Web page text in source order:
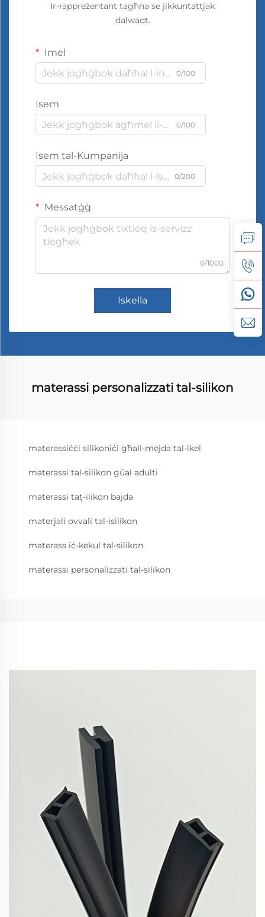
Ir-rappreżentant tagħna se jikkuntattjak
dalwaqt.
Imel
0/100
Isem
0/100
Isem tal-Kumpanija
0/200
Messatġġ
0/1000
Iskella
materassi personalizzati tal-silikon
materassiċċi silikoniċi għall-mejda tal-ikel
materassi tal-silikon gȗal adulti
materassi taț-ilikon bajda
materjali ovvali tal-isilikon
materass ić-kekul tal-silikon
materassi personalizzati tal-silikon